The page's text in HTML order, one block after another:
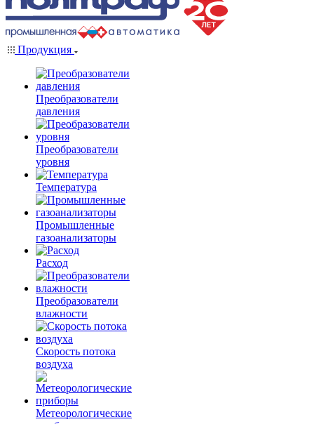
Продукция
Преобразователи
давления
Преобразователи
уровня
Температура
Промышленные
газоанализаторы
Расход
Преобразователи
влажности
Скорость потока
воздуха
Метеорологические